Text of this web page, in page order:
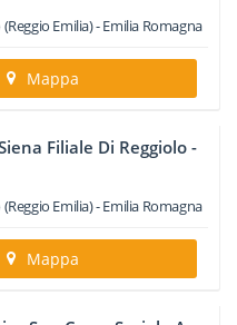
(Reggio Emilia) -Emilia Romagna
Mappa
Filiale Di Reggiolo -
(Reggio Emilia) -Emilia Romagna
Mappa